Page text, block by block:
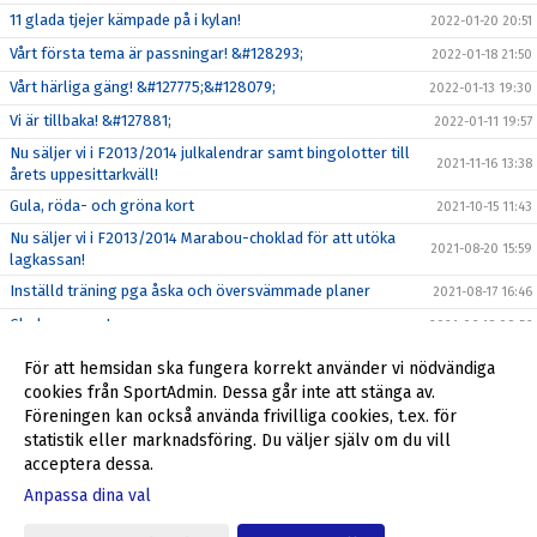
11 glada tjejer kämpade på i kylan! 2022-01-20 20:51
Vårt första tema är passningar! &#128293; 2022-01-18 21:50
Vårt härliga gäng! &#127775;&#128079; 2022-01-13 19:30
Vi är tillbaka! &#127881; 2022-01-11 19:57
Nu säljer vi i F2013/2014 julkalendrar samt bingolotter till
årets uppesittarkväll!
2021-11-16 13:38
Gula, röda- och gröna kort 2021-10-15 11:43
Nu säljer vi i F2013/2014 Marabou-choklad för att utöka
lagkassan!
2021-08-20 15:59
Inställd träning pga åska och översvämmade planer 2021-08-17 16:46
Glad sommar ! 2021-06-18 09:56
Seriestarten framflyttad till 22-23 maj! 2021-04-28 08:29
Glöm inte att svara på våra kallelser! 2021-04-09 15:07
Matchregler inför seriespel! 2021-04-08 21:39
Gå till Webbversion
För att hemsidan ska fungera korrekt använder vi nödvändiga
cookies från SportAdmin. Dessa går inte att stänga av.
Föreningen kan också använda frivilliga cookies, t.ex. för
statistik eller marknadsföring. Du väljer själv om du vill
acceptera dessa.
Anpassa dina val